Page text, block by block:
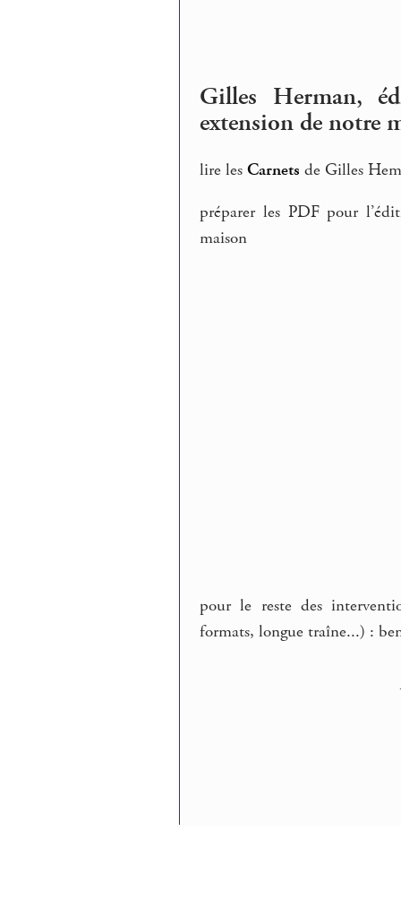
Gilles Herman,
extension de notre
lire lesCarnets de Gilles
préparer les PDF pour
maison
pour le reste des
formats, longue traîne...) :